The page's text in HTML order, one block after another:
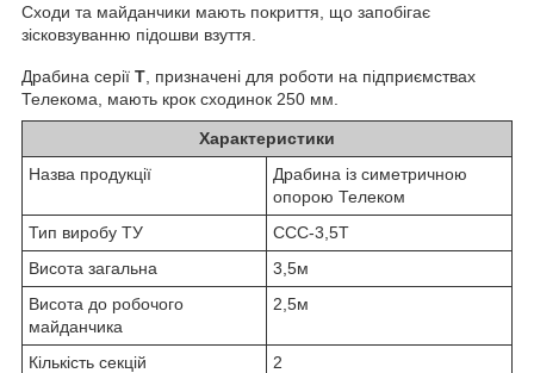
Сходи та майданчики мають покриття, що запобігає
зісковзуванню підошви взуття.
Драбина серії Т , призначені для роботи на підприємствах
Телекома, мають крок сходинок 250 мм.
Характеристики
Назва продукції
Драбина із симетричною
опорою Телеком
Тип виробу ТУ
ССС-3,5Т
Висота загальна
3,5м
Висота до робочого
майданчика
2,5м
Кількість секцій
2